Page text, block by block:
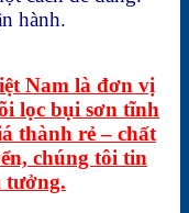
hành.
Nam là đơn vị
lọc bụi sơn tĩnh
thành rẻ – chất
chúng tôi tin
tưởng.